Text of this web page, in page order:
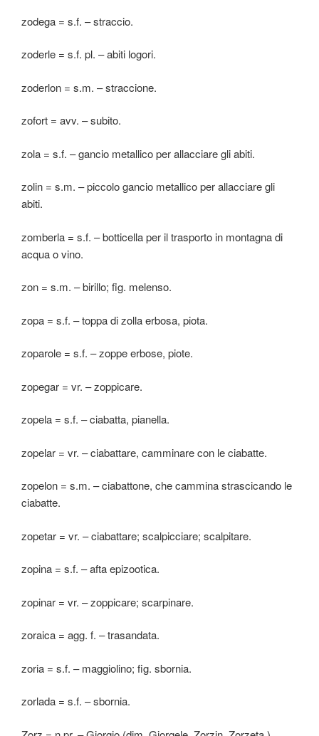
zodega = s.f. – straccio.
zoderle = s.f. pl. – abiti logori.
zoderlon = s.m. – straccione.
zofort = avv. – subito.
zola = s.f. – gancio metallico per allacciare gli abiti.
zolin = s.m. – piccolo gancio metallico per allacciare gli
abiti.
zomberla = s.f. – botticella per il trasporto in montagna di
acqua o vino.
zon = s.m. – birillo; fig. melenso.
zopa = s.f. – toppa di zolla erbosa, piota.
zoparole = s.f. – zoppe erbose, piote.
zopegar = vr. – zoppicare.
zopela = s.f. – ciabatta, pianella.
zopelar = vr. – ciabattare, camminare con le ciabatte.
zopelon = s.m. – ciabattone, che cammina strascicando le
ciabatte.
zopetar = vr. – ciabattare; scalpicciare; scalpitare.
zopina = s.f. – afta epizootica.
zopinar = vr. – zoppicare; scarpinare.
zoraica = agg. f. – trasandata.
zoria = s.f. – maggiolino; fig. sbornia.
zorlada = s.f. – sbornia.